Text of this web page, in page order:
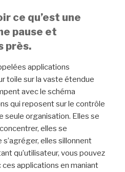
ce qu’est une
pause et
près.
applications
toile sur la vaste étendue
avec le schéma
qui reposent sur le contrôle
seule organisation. Elles se
elles se
elles sillonnent
qu’utilisateur, vous pouvez
applications en maniant